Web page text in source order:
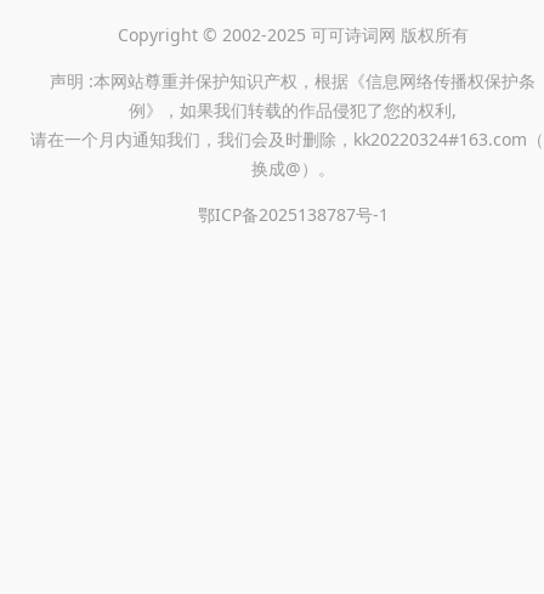
Copyright © 2002-2025 可可诗词网 版权所有
声明 :本网站尊重并保护知识产权，根据《信息网络传播权保护条
例》，如果我们转载的作品侵犯了您的权利,
请在一个月内通知我们，我们会及时删除，kk20220324#163.com
换成@）。
鄂ICP备2025138787号-1